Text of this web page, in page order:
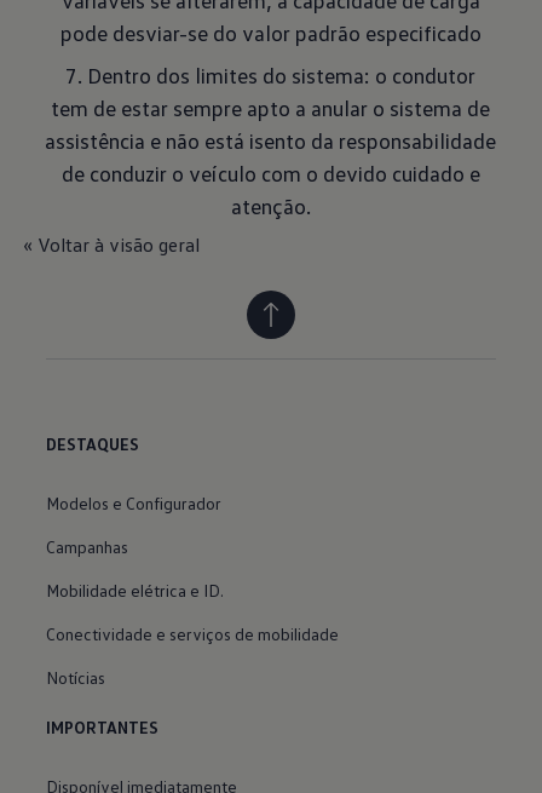
pode desviar-se do valor padrão especificado
7. Dentro dos limites do sistema: o condutor
tem de estar sempre apto a anular o sistema de
assistência e não está isento da responsabilidade
de conduzir o veículo com o devido cuidado e
atenção.
« Voltar à visão geral
DESTAQUES
Modelos e Configurador
Campanhas
Mobilidade elétrica e ID.
Conectividade e serviços de mobilidade
Notícias
IMPORTANTES
Disponível imediatamente